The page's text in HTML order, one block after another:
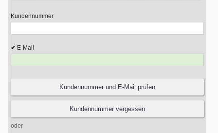
Kundennummer
E-Mail
oder